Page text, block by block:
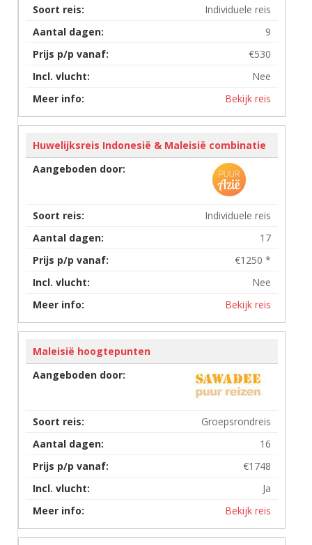
Individuele reis
9
€530
Nee
Bekijk reis
Huwelijksreis Indonesië & Maleisië combinatie
Individuele reis
17
€1250 *
Nee
Bekijk reis
Maleisië hoogtepunten
Groepsrondreis
16
€1748
Ja
Bekijk reis